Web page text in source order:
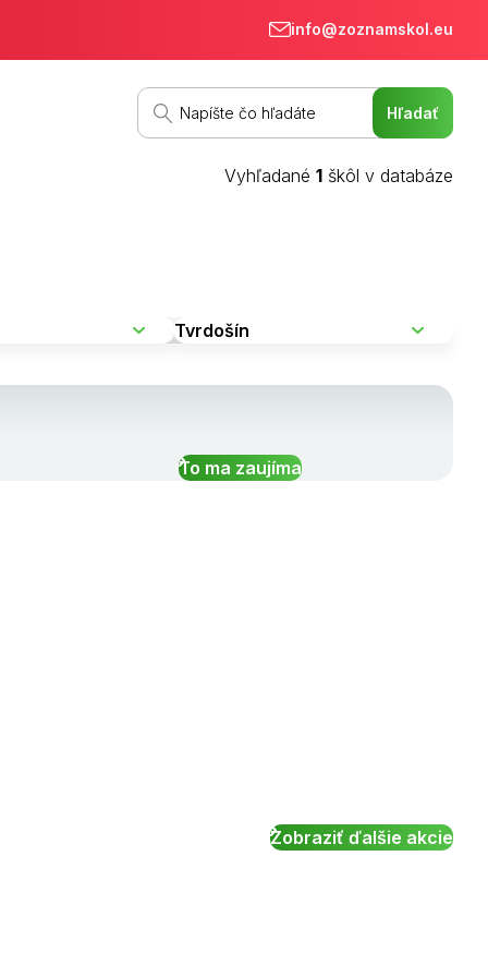
info@zoznamskol.eu
Vyhľadané 1 škôl v databáze
To ma zaujíma
Zobraziť ďalšie akcie